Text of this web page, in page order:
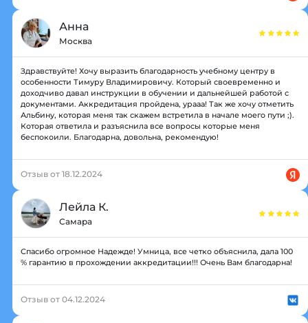
Анна
Москва
Здравствуйте! Хочу выразить благодарность учебному центру в
особенности Тимуру Владимировичу. Который своевременно и
доходчиво давал инструкции в обучении и дальнейшей работой с
документами. Аккредитация пройдена, урааа! Так же хочу отметить
Альбину, которая меня так скажем встретила в начале моего пути ;).
Которая ответила и разъяснила все вопросы которые меня
беспокоили. Благодарна, довольна, рекомендую!
Отзыв от 18.12.2024
Лейла К.
Самара
Спасибо огромное Надежде! Умница, все четко объяснила, дала 100
% гарантию в прохождении аккредитации!!! Очень Вам благодарна!
Отзыв от 04.12.2024